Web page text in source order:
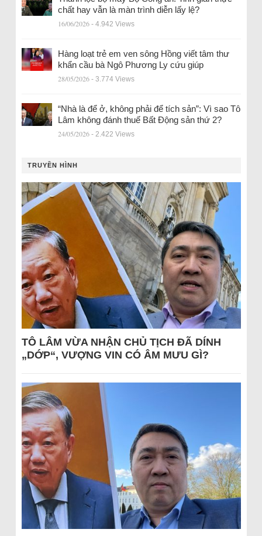
chất hay vẫn là màn trình diễn lấy lệ?
16/06/2026 - 4.942 Views
Hàng loạt trẻ em ven sông Hồng viết tâm thư
khẩn cầu bà Ngô Phương Ly cứu giúp
28/05/2026 - 3.774 Views
“Nhà là để ở, không phải để tích sản”: Vì sao Tô
Lâm không đánh thuế Bất Động sản thứ 2?
24/05/2026 - 2.422 Views
TRUYỀN HÌNH
TÔ LÂM VỪA NHẬN CHỦ TỊCH ĐÃ DÍNH
„DỚP“, VƯỢNG VIN CÓ ÂM MƯU GÌ?